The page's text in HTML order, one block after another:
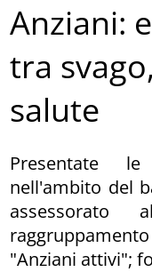
Anziani:
tra
salute
Presentate
nell'ambito del
"Anziani attivi";